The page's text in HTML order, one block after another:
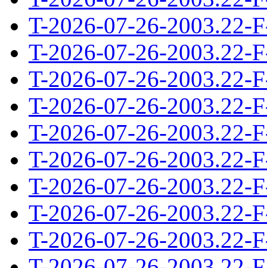
T-2026-07-26-2003.22-
T-2026-07-26-2003.22-
T-2026-07-26-2003.22-
T-2026-07-26-2003.22-
T-2026-07-26-2003.22-
T-2026-07-26-2003.22-
T-2026-07-26-2003.22-
T-2026-07-26-2003.22-
T-2026-07-26-2003.22-